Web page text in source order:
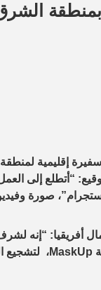
سفيرة إقليمية
“أتطلع إلى
صورة
أفريقيا: “إنه
MaskUp، لتشجيع